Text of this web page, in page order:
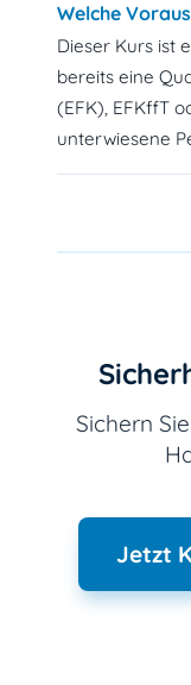
Welche
Dieser Kurs ist
bereits eine
(EFK), EFKffT
unterwiesene
Sichern
Jetzt